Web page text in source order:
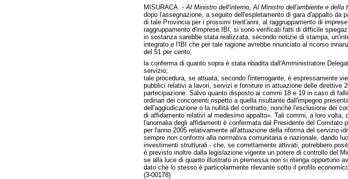
MISURACA. - Al Ministro dell'interno, Al Ministro dell'ambiente e della
dopo l'assegnazione, a seguito dell'espletamento di gara d'appalto
di tale Provincia per i prossimi trent'anni, al raggruppamento di
raggruppamento d'imprese IBI, si sono verificati fatti di difficile
in sostanza sarebbe stata realizzata, secondo notizie di stampa,
integrato e l'IBI che per tale ragione avrebbe rinunciato al ricorso
del 51 per cento;
la conferma di quanto sopra è stata ribadita dall'Amministratore
servizio;
tale procedura, se attuata, secondo l'interrogante, è espressamente
pubblici relativi a lavori, servizi e forniture in attuazione delle direttive
partecipazione. Salvo quanto disposto ai commi 18 e 19 in caso di
ordinari dei concorrenti rispetto a quella risultante dall'impegno
dell'aggiudicazione o la nullità del contratto, nonché l'esclusione dei
di affidamento relativi al medesimo appalto». Tali commi, a loro volta,
l'anomalia degli affidamenti è confermata dal Presidente del
per l'anno 2005 relativamente all'attuazione della riforma del servizio
sempre non conformi alla normativa comunitaria e nazionale, dando
investimenti strutturali - che, se correttamente attivati, potrebbero
è previsto inoltre dalla legislazione vigente un potere di controllo del
se alla luce di quanto illustrato in premessa non si ritenga opportuno
dato che lo stesso è particolarmente rilevante sotto il profilo
(3-00178)